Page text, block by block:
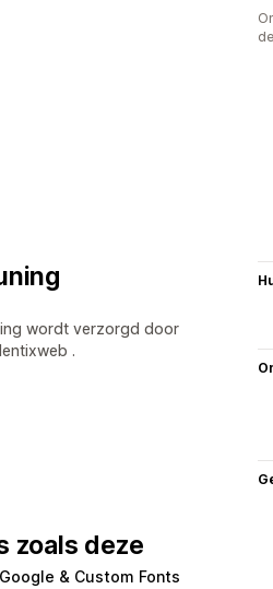
wordt verzorgd door
.
zoals deze
& Custom Fonts